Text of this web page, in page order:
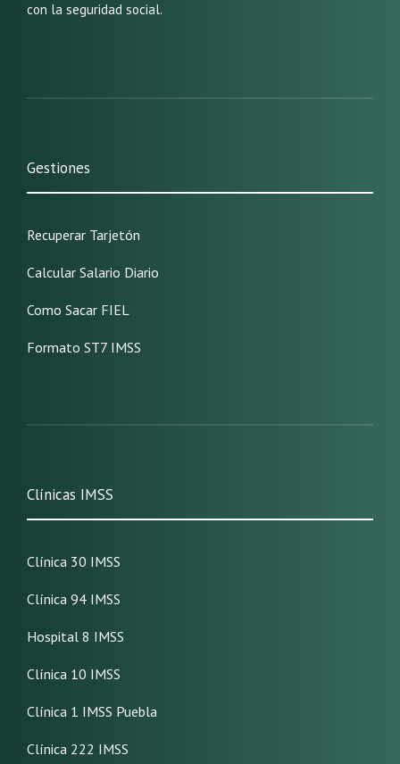
con la seguridad social.
Gestiones
Recuperar Tarjetón
Calcular Salario Diario
Como Sacar FIEL
Formato ST7 IMSS
Clínicas IMSS
Clínica 30 IMSS
Clínica 94 IMSS
Hospital 8 IMSS
Clínica 10 IMSS
Clínica 1 IMSS Puebla
Clínica 222 IMSS